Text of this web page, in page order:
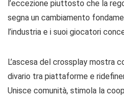
l’eccezione piuttosto che la
segna un cambiamento
l’industria e i suoi giocatori
L’ascesa del crossplay mostra
divario tra piattaforme e
Unisce comunità, stimola la